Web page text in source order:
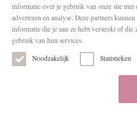
informatie over je gebruik van onze site met
adverteren en analyse. Deze partners
informatie die je aan ze hebt verstrekt of die
gebruik van hun services.
Noodzakelijk
Statistieken